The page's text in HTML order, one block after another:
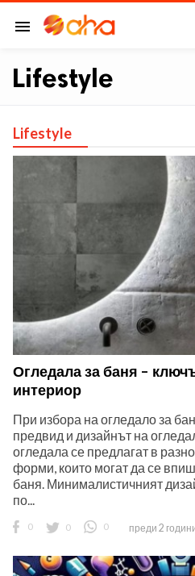
menu
Lifestyle
Lifestyle
Огледала за баня –
интериор
При избора на огледало за
предвид и дизайнът на
огледала се предлагат в
форми, които могат да се
баня. Минималистичният
по...
0 0 0 преди 2